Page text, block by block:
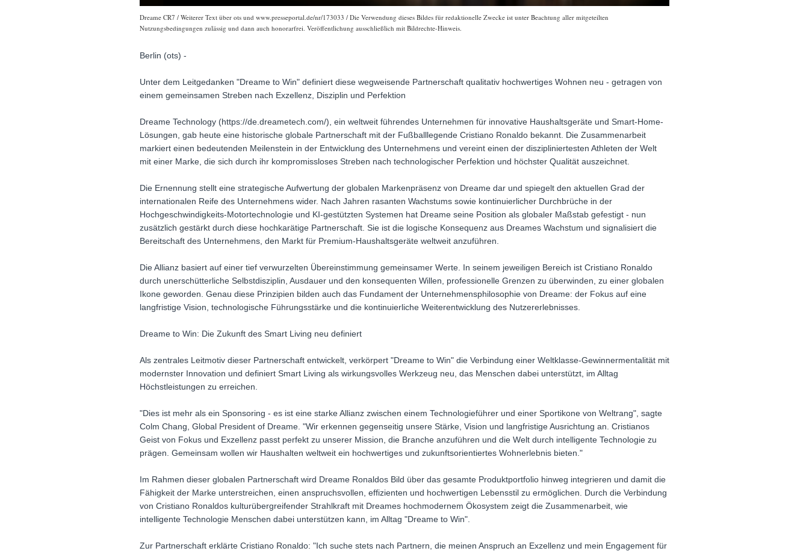
Dreame CR7 / Weiterer Text über ots und www.presseportal.de/nr/173033 / Die Verwendung dieses Bildes für redaktionelle Zwecke ist unter Beachtung aller mitgeteilten
Nutzungsbedingungen zulässig und dann auch honorarfrei. Veröffentlichung ausschließlich mit Bildrechte-Hinweis.
Berlin (ots) -
Unter dem Leitgedanken "Dreame to Win" definiert diese wegweisende Partnerschaft qualitativ hochwertiges Wohnen neu - getragen von
einem gemeinsamen Streben nach Exzellenz, Disziplin und Perfektion
Dreame Technology (https://de.dreametech.com/), ein weltweit führendes Unternehmen für innovative Haushaltsgeräte und Smart-Home-
Lösungen, gab heute eine historische globale Partnerschaft mit der Fußballlegende Cristiano Ronaldo bekannt. Die Zusammenarbeit
markiert einen bedeutenden Meilenstein in der Entwicklung des Unternehmens und vereint einen der diszipliniertesten Athleten der Welt
mit einer Marke, die sich durch ihr kompromissloses Streben nach technologischer Perfektion und höchster Qualität auszeichnet.
Die Ernennung stellt eine strategische Aufwertung der globalen Markenpräsenz von Dreame dar und spiegelt den aktuellen Grad der
internationalen Reife des Unternehmens wider. Nach Jahren rasanten Wachstums sowie kontinuierlicher Durchbrüche in der
Hochgeschwindigkeits-Motortechnologie und KI-gestützten Systemen hat Dreame seine Position als globaler Maßstab gefestigt - nun
zusätzlich gestärkt durch diese hochkarätige Partnerschaft. Sie ist die logische Konsequenz aus Dreames Wachstum und signalisiert die
Bereitschaft des Unternehmens, den Markt für Premium-Haushaltsgeräte weltweit anzuführen.
Die Allianz basiert auf einer tief verwurzelten Übereinstimmung gemeinsamer Werte. In seinem jeweiligen Bereich ist Cristiano Ronaldo
durch unerschütterliche Selbstdisziplin, Ausdauer und den konsequenten Willen, professionelle Grenzen zu überwinden, zu einer globalen
Ikone geworden. Genau diese Prinzipien bilden auch das Fundament der Unternehmensphilosophie von Dreame: der Fokus auf eine
langfristige Vision, technologische Führungsstärke und die kontinuierliche Weiterentwicklung des Nutzererlebnisses.
Dreame to Win: Die Zukunft des Smart Living neu definiert
Als zentrales Leitmotiv dieser Partnerschaft entwickelt, verkörpert "Dreame to Win" die Verbindung einer Weltklasse-Gewinnermentalität mit
modernster Innovation und definiert Smart Living als wirkungsvolles Werkzeug neu, das Menschen dabei unterstützt, im Alltag
Höchstleistungen zu erreichen.
"Dies ist mehr als ein Sponsoring - es ist eine starke Allianz zwischen einem Technologieführer und einer Sportikone von Weltrang", sagte
Colm Chang, Global President of Dreame. "Wir erkennen gegenseitig unsere Stärke, Vision und langfristige Ausrichtung an. Cristianos
Geist von Fokus und Exzellenz passt perfekt zu unserer Mission, die Branche anzuführen und die Welt durch intelligente Technologie zu
prägen. Gemeinsam wollen wir Haushalten weltweit ein hochwertiges und zukunftsorientiertes Wohnerlebnis bieten."
Im Rahmen dieser globalen Partnerschaft wird Dreame Ronaldos Bild über das gesamte Produktportfolio hinweg integrieren und damit die
Fähigkeit der Marke unterstreichen, einen anspruchsvollen, effizienten und hochwertigen Lebensstil zu ermöglichen. Durch die Verbindung
von Cristiano Ronaldos kulturübergreifender Strahlkraft mit Dreames hochmodernem Ökosystem zeigt die Zusammenarbeit, wie
intelligente Technologie Menschen dabei unterstützen kann, im Alltag "Dreame to Win".
Zur Partnerschaft erklärte Cristiano Ronaldo: "Ich suche stets nach Partnern, die meinen Anspruch an Exzellenz und mein Engagement für